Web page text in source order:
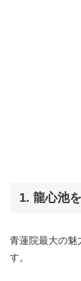
1. 龍心池
青蓮院最大の魅
す。